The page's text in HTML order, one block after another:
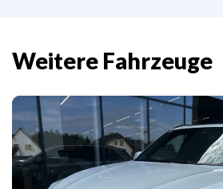
Weitere Fahrzeuge